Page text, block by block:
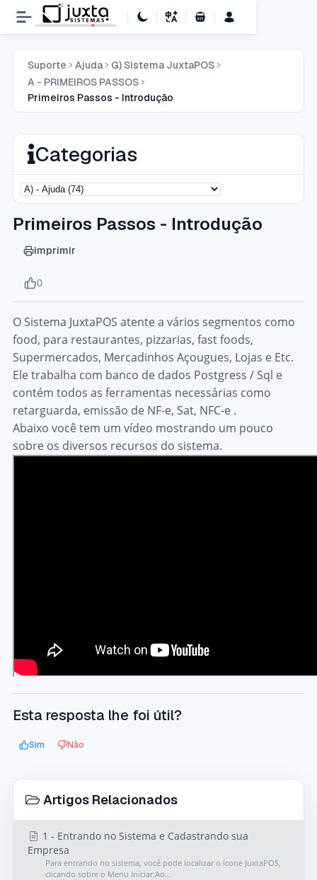
Carrinho de Compras
Suporte Ajuda
G) Sistema JuxtaPOS
A - PRIMEIROS PASSOS
Primeiros Passos - Introdução
Categorias
Primeiros Passos - Introdução
imprimir
0
O Sistema JuxtaPOS atente a vários segmentos como
food, para restaurantes, pizzarias, fast foods,
Supermercados, Mercadinhos Açougues, Lojas e Etc.
Ele trabalha com banco de dados Postgress / Sql e
contém todos as ferramentas necessárias como
retarguarda, emissão de NF-e, Sat, NFC-e .
Abaixo você tem um vídeo mostrando um pouco
sobre os diversos recursos do sistema.
Esta resposta lhe foi útil?
Sim Não
Artigos Relacionados
1 - Entrando no Sistema e Cadastrando sua
Empresa
Para entrando no sistema, você pode localizar o ícone JuxtaPOS,
clicando sobre o Menu Iniciar.Ao...